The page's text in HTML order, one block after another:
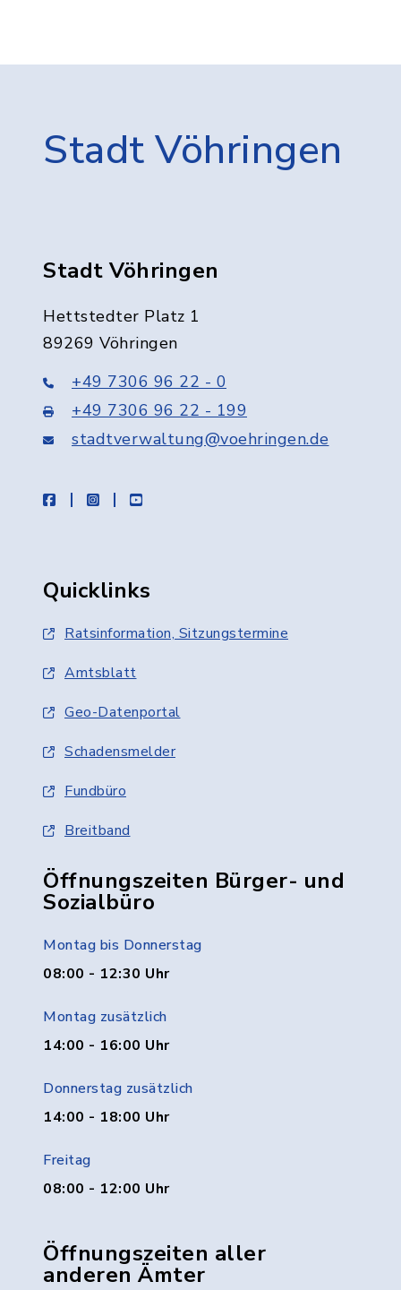
Stadt Vöhringen
Stadt Vöhringen
Hettstedter Platz 1
89269 Vöhringen
+49 7306 96 22 - 0
+49 7306 96 22 - 199
stadtverwaltung@voehringen.de
facebookinstagramyoutube
Quicklinks
Ratsinformation, Sitzungstermine
Amtsblatt
Geo-Datenportal
Schadensmelder
Fundbüro
Breitband
Öffnungszeiten Bürger- und
Sozialbüro
Montag bis Donnerstag
08:00 - 12:30 Uhr
Montag zusätzlich
14:00 - 16:00 Uhr
Donnerstag zusätzlich
14:00 - 18:00 Uhr
Freitag
08:00 - 12:00 Uhr
Öffnungszeiten aller
anderen Ämter